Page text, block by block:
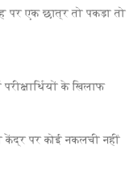
पर एक छात्र तो पकड़ा तो
के खिलाफ
पर कोई नकलची नहीं